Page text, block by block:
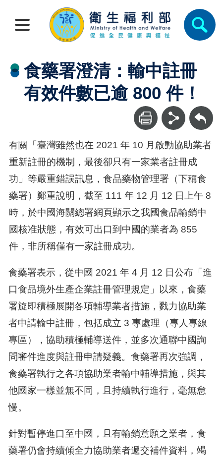
食藥署澄清：輸中註冊
有效件數已逾 800 件！
回上一頁
有關「臺灣雖然也在 2021 年 10 月啟動協助業者
重新註冊的機制，最後卻只有一家業者註冊成
功」等嚴重錯誤訊息，食品藥物管理署（下稱食
藥署）鄭重說明，截至 111 年 12 月 12 日上午 8
時，於中國海關總署網頁顯示之我國食品輸銷中
國核准狀態，有效可出口到中國的業者為 855
件，非所稱僅有一家註冊成功。
食藥署表示，從中國 2021 年 4 月 12 日公布「進
口食品境外生產企業註冊管理規定」以來，食藥
署旋即積極展開各項輔導業者措施，戮力協助業
者申請輸中註冊，包括成立 3 專處理（專人專線
專區），協助積極輔導送件，並多次通聯中國詢
問審件進度與註冊申請疑義。食藥署再次強調，
食藥署執行之各項協助業者輸中輔導措施，與其
他國家一樣並無不同，且持續執行進行，毫無怠
慢。
針對暫停進口至中國，且有輸銷意願之業者，食
藥署仍會持續傾全力協助業者遞交補件資料，竭